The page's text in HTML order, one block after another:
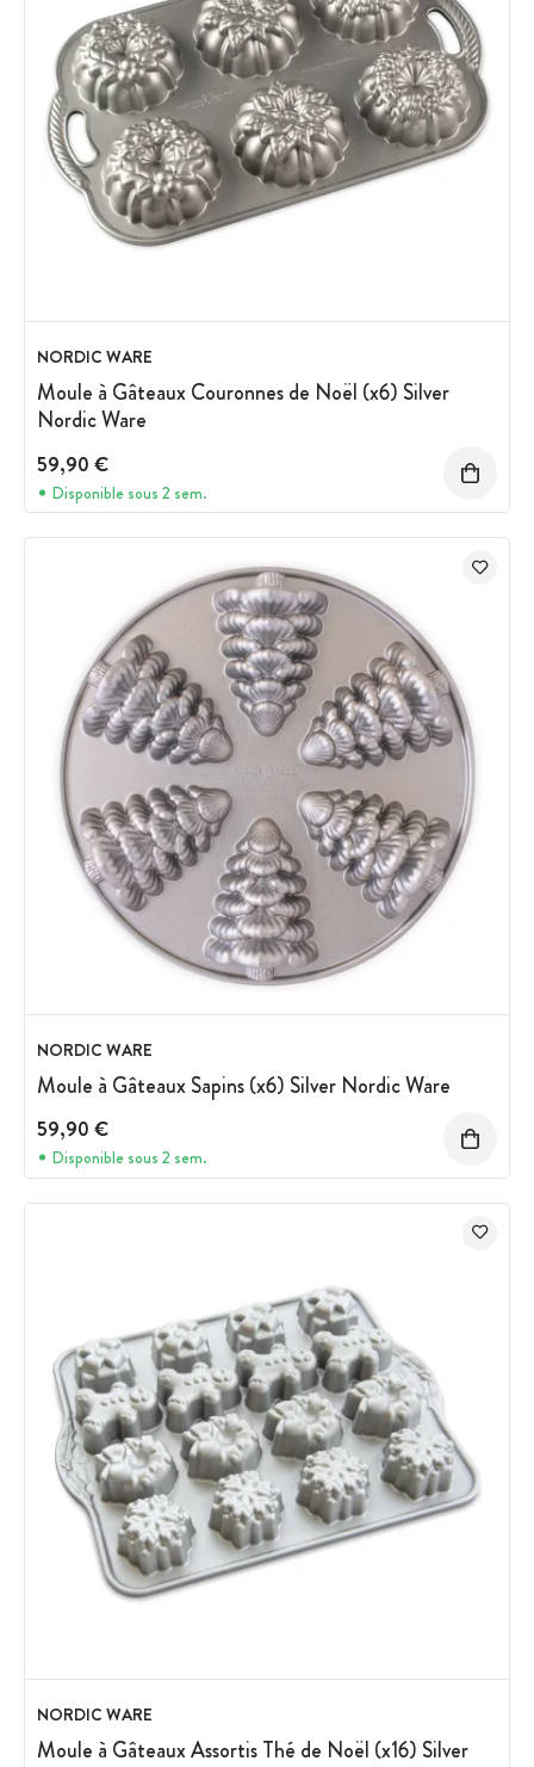
NORDIC WARE
Moule à Gâteaux Couronnes de Noël (x6) Silver
Nordic Ware
59,90 €
Disponible sous 2 sem.
NORDIC WARE
Moule à Gâteaux Sapins (x6) Silver Nordic Ware
59,90 €
Disponible sous 2 sem.
NORDIC WARE
Moule à Gâteaux Assortis Thé de Noël (x16) Silver